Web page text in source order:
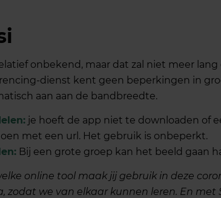
onbekend, maar dat zal niet meer
dienst kent geen beperkingen in
aan aan de bandbreedte.
je hoeft de app niet te downloaden of
met een url. Het gebruik is onbeperkt.
Bij een grote groep kan het beeld gaan
online tool maak jij gebruik in deze
zodat we van elkaar kunnen leren. En